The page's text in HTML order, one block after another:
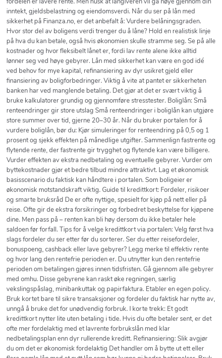
inntekt, gjeldsbelastning og eiendomsverdi. Når du ser på lån med
sikkerhet på Finanza.no, er det anbefalt å: Vurdere belåningsgraden.
Hvor stor del av boligens verdi trenger du å låne? Hold en realistisk linje
på hva du kan betale, også hvis økonomien skulle stramme seg. Se på alle
kostnader og hvor fleksibelt lånet er, fordi lav rente alene ikke alltid
lønner seg ved høye gebyrer. Lån med sikkerhet kan være en god idé
ved behov for mye kapital, refinansiering av dyr usikret gjeld eller
finansiering av boligforbedringer. Viktig å vite at pantet er sikkerheten
banken har ved manglende betaling. Det gjør at det er svært viktig å
bruke kalkulatorer grundig og gjennomføre stresstester. Boliglån: Små
renteendringer gir store utslag Små renteendringer i boliglån kan utgjøre
store summer over tid, gjerne 20–30 år. Når du bruker portalen for å
vurdere boliglån, bør du: Kjør simuleringer for renteendring på 0,5 og 1
prosent og sjekk effekten på månedlige utgifter. Sammenlign fastrente og
flytende rente, der fastrente gir trygghet og flytende kan være billigere.
Vurder effekten av ekstra nedbetaling og eventuelle gebyrer. Vurder om
byttekostnader gjør et bedre tilbud mindre attraktivt. Lag et økonomisk
basisscenario du faktisk kan håndtere i portalen. Som boligeier er
økonomisk motstandskraft viktig. Guide til kredittkort: Fordeler, risikoer
og smarte bruksråd De er ofte nyttige, spesielt for kjøp på nett eller på
reise. Ofte gir de ekstra forsikringer og forbedret beskyttelse for kjøpene
dine. Men pass på – renten kan bli høy dersom du ikke betaler hele
saldoen før forfall. Tips for å velge kredittkort via portalen: Velg først hva
slags fordeler du ser etter før du sorterer. Ser du etter reisefordeler,
bonuspoeng, cashback eller lave gebyrer? Legg merke til effektiv rente
og hvor lang den rentefrie perioden er. Du utnytter kun den rentefrie
perioden om betalingen gjøres innen tidsfristen. Gå gjennom alle gebyrer
med omhu. Disse gebyrene kan raskt øke regningen, særlig
vekslingspåslag, minibankuttak og papirfaktura. Etabler en egen policy.
Bruk kortet bare til sikre transaksjoner og fordeler du faktisk har nytte av,
unngå å bruke det for unødvendig forbruk. I korte trekk: Et godt
kredittkort nytter lite uten betaling i tide. Hvis du ofte betaler sent, er det
ofte mer fordelaktig med et lavrente forbrukslån med klar
nedbetalingsplan enn dyr rullerende kreditt. Refinansiering: Slik avgjør
du om det er økonomisk fordelaktig Det handler om å bytte ut ett eller